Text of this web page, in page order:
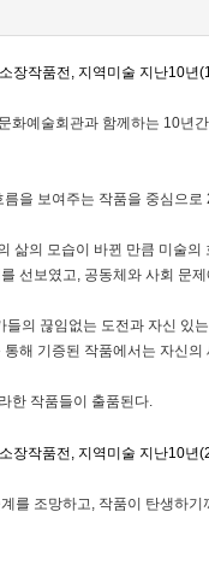
예술회관과 함께하는 10년
을 보여주는 작품을 중심으
삶의 모습이 바뀐 만큼 미술의
선보였고, 공동체와 사회 문
의 끊임없는 도전과 자신 있
해 기증된 작품에서는 자신
한 작품들이 출품된다.
를 조망하고, 작품이 탄생하